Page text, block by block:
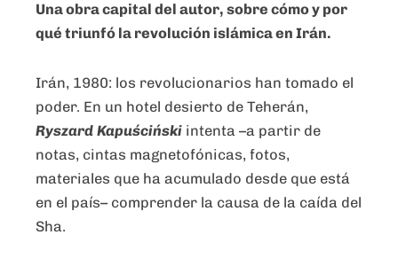
Una obra capital del autor, sobre cómo y por
qué triunfó la revolución islámica en Irán.
Irán, 1980: los revolucionarios han tomado el
poder. En un hotel desierto de Teherán,
Ryszard Kapuściński intenta –a partir de
notas, cintas magnetofónicas, fotos,
materiales que ha acumulado desde que está
en el país– comprender la causa de la caída del
Sha.